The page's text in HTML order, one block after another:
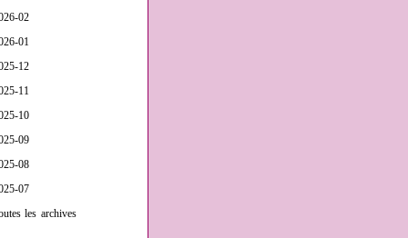
02
01
12
11
10
09
08
07
les archives